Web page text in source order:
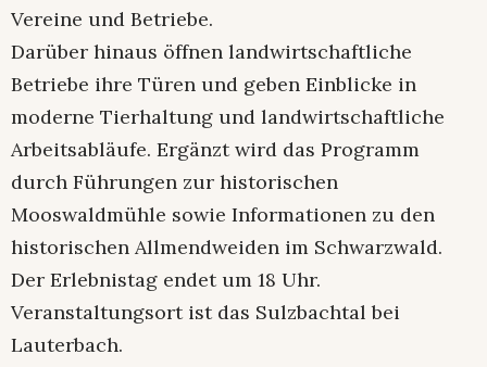
Vereine und Betriebe.
Darüber hinaus öffnen landwirtschaftliche
Betriebe ihre Türen und geben Einblicke in
moderne Tierhaltung und landwirtschaftliche
Arbeitsabläufe. Ergänzt wird das Programm
durch Führungen zur historischen
Mooswaldmühle sowie Informationen zu den
historischen Allmendweiden im Schwarzwald.
Der Erlebnistag endet um 18 Uhr.
Veranstaltungsort ist das Sulzbachtal bei
Lauterbach.